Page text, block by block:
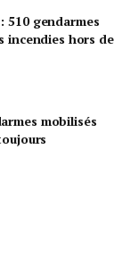
510 gendarmes
incendies hors de
mobilisés